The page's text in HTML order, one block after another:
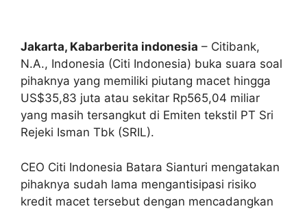
Jakarta, Kabarberita indonesia – Citibank,
N.A., Indonesia (Citi Indonesia) buka suara soal
pihaknya yang memiliki piutang macet hingga
US$35,83 juta atau sekitar Rp565,04 miliar
yang masih tersangkut di Emiten tekstil PT Sri
Rejeki Isman Tbk (SRIL).
CEO Citi Indonesia Batara Sianturi mengatakan
pihaknya sudah lama mengantisipasi risiko
kredit macet tersebut dengan mencadangkan